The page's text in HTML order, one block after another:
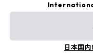
日本国